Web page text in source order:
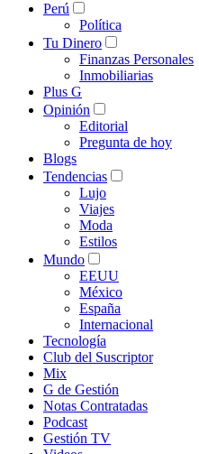
Perú
Política
Tu Dinero
Finanzas Personales
Inmobiliarias
Plus G
Opinión
Editorial
Pregunta de hoy
Blogs
Tendencias
Lujo
Viajes
Moda
Estilos
Mundo
EEUU
México
España
Internacional
Tecnología
Club del Suscriptor
Mix
G de Gestión
Notas Contratadas
Podcast
Gestión TV